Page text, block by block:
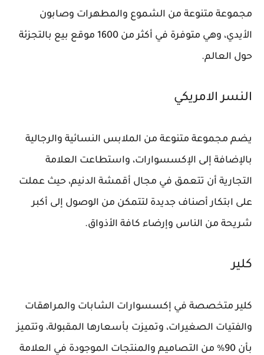
مجموعة متنوعة من الشموع والمطهرات وصابون
الأيدي، وهي متوفرة في أكثر من 1600 موقع بيع بالتجزئة
حول العالم.
النسر الامريكي
يضم مجموعة متنوعة من الملابس النسائية والرجالية
بالإضافة إلى الإكسسوارات، واستطاعت العلامة
التجارية أن تتعمق في مجال أقمشة الدنيم، حيث عملت
على ابتكار أصناف جديدة لتتمكن من الوصول إلى أكبر
شريحة من الناس وإرضاء كافة الأذواق.
كلير
كلير متخصصة في إكسسوارات الشابات والمراهقات
والفتيات الصغيرات، وتميزت بأسعارها المقبولة، وتتميز
بأن 90% من التصاميم والمنتجات الموجودة في العلامة